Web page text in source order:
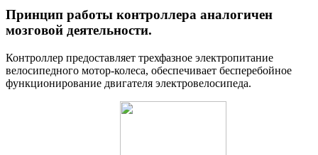
Принцип работы контроллера аналогичен
мозговой деятельности.
Контроллер предоставляет трехфазное электропитание
велосипедного мотор-колеса, обеспечивает бесперебойное
функционирование двигателя электровелосипеда.